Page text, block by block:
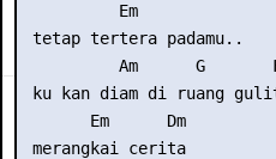
          Em
tetap tertera padamu..
Am      G
ku kan diam di ruang
       Em      Dm
merangkai cerita